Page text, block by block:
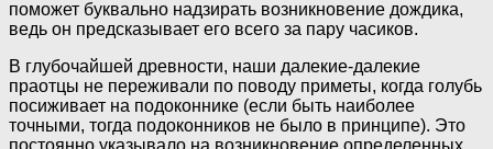
поможет буквально надзирать возникновение дождика,
ведь он предсказывает его всего за пару часиков.
В глубочайшей древности, наши далекие-далекие
праотцы не переживали по поводу приметы, когда голубь
посиживает на подоконнике (если быть наиболее
точными, тогда подоконников не было в принципе). Это
постоянно указывало на возникновение определенных